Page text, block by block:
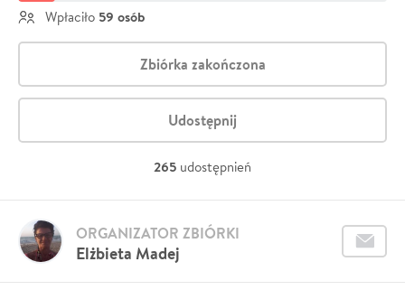
Wpłaciło 59 osób
Zbiórka zakończona
Udostępnij
265 udostępnień
Elżbieta Madej
ORGANIZATOR ZBIÓRKI